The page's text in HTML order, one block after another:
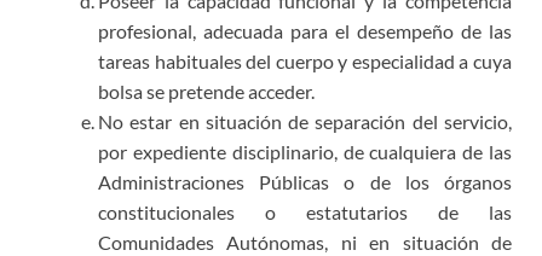
profesional, adecuada para el desempeño de las
tareas habituales del cuerpo y especialidad a cuya
bolsa se pretende acceder.
No estar en situación de separación del servicio,
por expediente disciplinario, de cualquiera de las
Administraciones Públicas o de los órganos
constitucionales o estatutarios de las
Comunidades Autónomas, ni en situación de